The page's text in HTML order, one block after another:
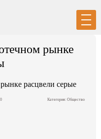
рынке
Категория: Общество